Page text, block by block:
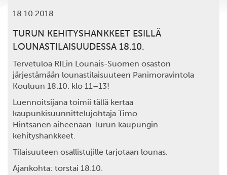
18.10.2018
TURUN KEHITYSHANKKEET ESILLÄ
LOUNASTILAISUUDESSA 18.10.
Tervetuloa RILin Lounais-Suomen osaston
järjestämään lounastilaisuuteen Panimoravintola
Kouluun 18.10. klo 11–13!
Luennoitsijana toimii tällä kertaa
kaupunkisuunnittelujohtaja Timo
Hintsanen aiheenaan Turun kaupungin
kehityshankkeet.
Tilaisuuteen osallistujille tarjotaan lounas.
Ajankohta: torstai 18.10.